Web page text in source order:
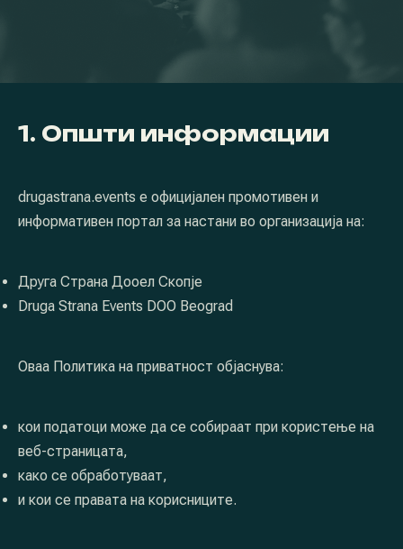
1. Општи информации
drugastrana.events е официјален промотивен и
информативен портал за настани во организација на:
Друга Страна Дооел Скопје
Druga Strana Events DOO Beograd
Оваа Политика на приватност објаснува:
кои податоци може да се собираат при користење на
веб-страницата,
како се обработуваат,
и кои се правата на корисниците.